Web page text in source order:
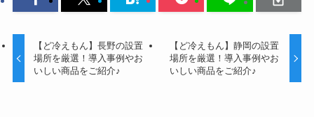
【ど冷えもん】長野の設置
場所を厳選！導入事例やお
いしい商品をご紹介♪
【ど冷えもん】静岡の設置
場所を厳選！導入事例やお
いしい商品をご紹介♪